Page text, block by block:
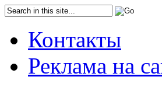
Контакты
Реклама на